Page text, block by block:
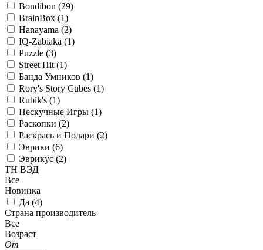
Bondibon (29)
BrainBox (1)
Hanayama (2)
IQ-Zabiaka (1)
Puzzle (3)
Street Hit (1)
Банда Умников (1)
Rory's Story Cubes (1)
Rubik's (1)
Нескучные Игры (1)
Раскопки (2)
Раскрась и Подари (2)
Эврики (6)
Эврикус (2)
ТН ВЭД
Все
Новинка
Да (4)
Страна производитель
Все
Возраст
От